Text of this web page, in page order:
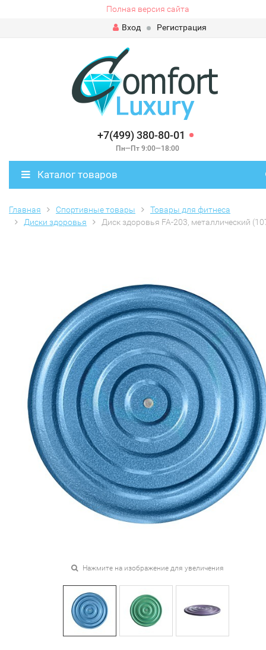
Полная версия сайта
Вход
Регистрация
+7(499) 380-80-01
Пн—Пт 9:00—18:00
Каталог товаров
Главная Спортивные товары
Товары для фитнеса
Диски здоровья
Диск здоровья FA-203, металлический
Нажмите на изображение для увеличения